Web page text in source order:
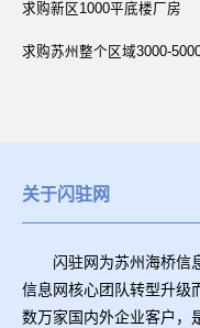
求购新区1000平底楼厂房
求购苏州整个区域3000-
关于闪驻网
闪驻网为苏州海桥信息
信息网核心团队转型升级
数万家国内外企业客户，